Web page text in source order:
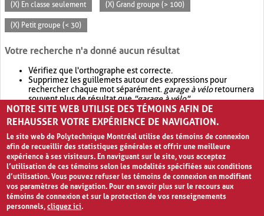
(X) En classe seulement (X) Grand groupe (> 100)
(X) Petit groupe (< 30)
Votre recherche n'a donné aucun résultat
Vérifiez que l'orthographe est correcte.
Supprimez les guillemets autour des expressions pour
rechercher chaque mot séparément. garage à véloretournera
souvent plus de résultat que"garage à vélo".
Envisagez d'élargir votre recherche avec OR.garage OR vélo
retournera souvent plus de résultat quegarage à vélo
NOTRE SITE WEB UTILISE DES TÉMOINS AFIN DE
REHAUSSER VOTRE EXPÉRIENCE DE NAVIGATION.
Le site web de Polytechnique Montréal utilise des témoins de connexion
afin de recueillir des statistiques générales et offrir une meilleure
expérience à ses visiteurs. En naviguant sur le site, vous acceptez
l’utilisation de ces témoins selon les modalités spécifiées aux conditions
d’utilisation. Vous pouvez refuser les témoins de connexion en modifiant
vos paramètres de navigation. Pour en savoir plus sur le recours aux
témoins de connexion et sur la protection de vos renseignements
personnels,cliquez ici.